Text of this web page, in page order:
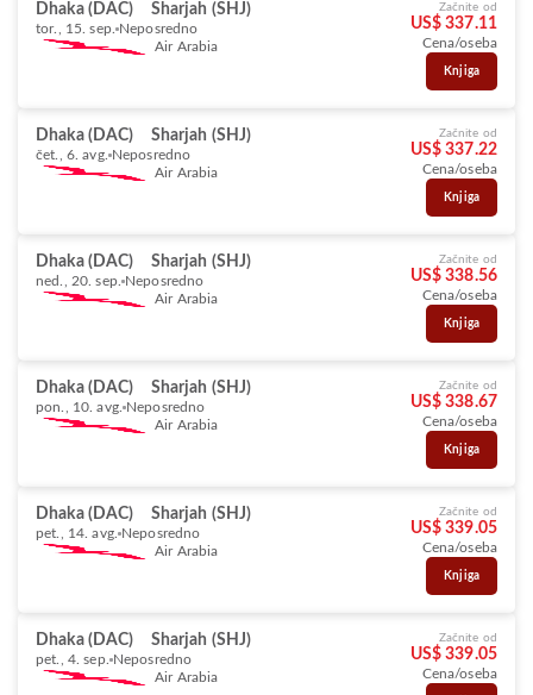
Dhaka (DAC) Sharjah (SHJ)
tor., 15. sep. Neposredno
Air Arabia
Začnite od
US$ 337.11
Cena/oseba
Knjiga
Dhaka (DAC) Sharjah (SHJ)
čet., 6. avg. Neposredno
Air Arabia
Začnite od
US$ 337.22
Cena/oseba
Knjiga
Dhaka (DAC) Sharjah (SHJ)
ned., 20. sep. Neposredno
Air Arabia
Začnite od
US$ 338.56
Cena/oseba
Knjiga
Dhaka (DAC) Sharjah (SHJ)
pon., 10. avg. Neposredno
Air Arabia
Začnite od
US$ 338.67
Cena/oseba
Knjiga
Dhaka (DAC) Sharjah (SHJ)
pet., 14. avg. Neposredno
Air Arabia
Začnite od
US$ 339.05
Cena/oseba
Knjiga
Dhaka (DAC) Sharjah (SHJ)
pet., 4. sep. Neposredno
Air Arabia
Začnite od
US$ 339.05
Cena/oseba